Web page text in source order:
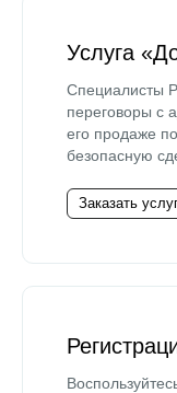
Услуга
Специалисты
переговоры с
его продаже
безопасную
Заказать